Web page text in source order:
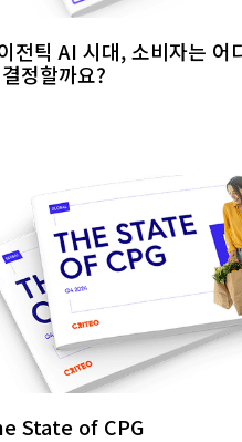
전틱 AI 시대, 소비자는 어
정할까요?
State of CPG